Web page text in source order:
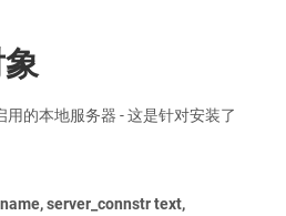
的本地服务器 - 这是针对安装了
server_connstr text,